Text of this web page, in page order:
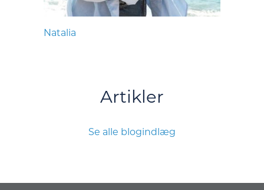
Natalia
Artikler
Se alle blogindlæg